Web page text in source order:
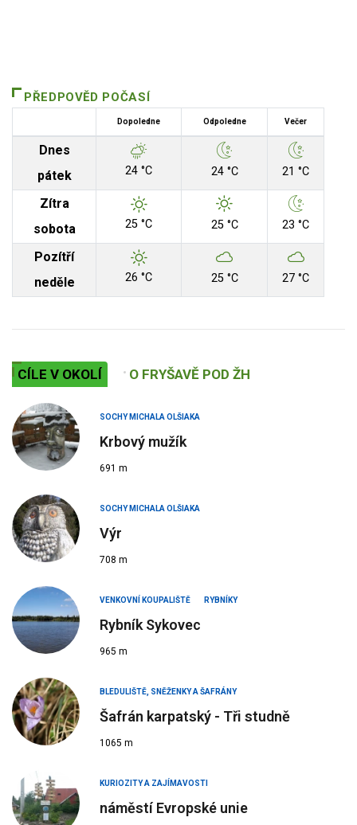
PŘEDPOVĚD POČASÍ
Dopoledne Odpoledne Večer
Dnes
pátek
24 °C 24 °C 21 °C
Zítra
sobota
25 °C 25 °C 23 °C
Pozítří
neděle
26 °C 25 °C 27 °C
CÍLE V OKOLÍ O FRYŠAVĚ POD ŽH
SOCHY MICHALA OLŠIAKA
Krbový mužík
691 m
SOCHY MICHALA OLŠIAKA
Výr
708 m
VENKOVNÍ KOUPALIŠTĚ RYBNÍKY
Rybník Sykovec
965 m
BLEDULIŠTĚ, SNĚŽENKY A ŠAFRÁNY
Šafrán karpatský - Tři studně
1065 m
KURIOZITY A ZAJÍMAVOSTI
náměstí Evropské unie